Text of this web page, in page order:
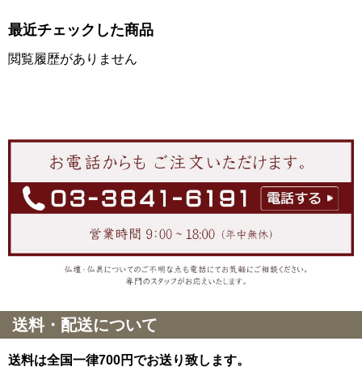
最近チェックした商品
閲覧履歴がありません
送料・配送について
送料は全国一律700円でお送り致します。